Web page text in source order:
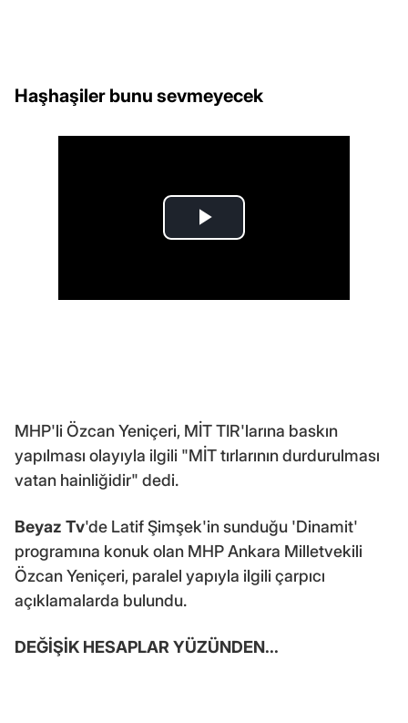
Haşhaşiler bunu sevmeyecek
MHP'li Özcan Yeniçeri, MİT TIR'larına baskın
yapılması olayıyla ilgili "MİT tırlarının durdurulması
vatan hainliğidir" dedi.
Beyaz Tv'de Latif Şimşek'in sunduğu 'Dinamit'
programına konuk olan MHP Ankara Milletvekili
Özcan Yeniçeri, paralel yapıyla ilgili çarpıcı
açıklamalarda bulundu.
DEĞİŞİK HESAPLAR YÜZÜNDEN...